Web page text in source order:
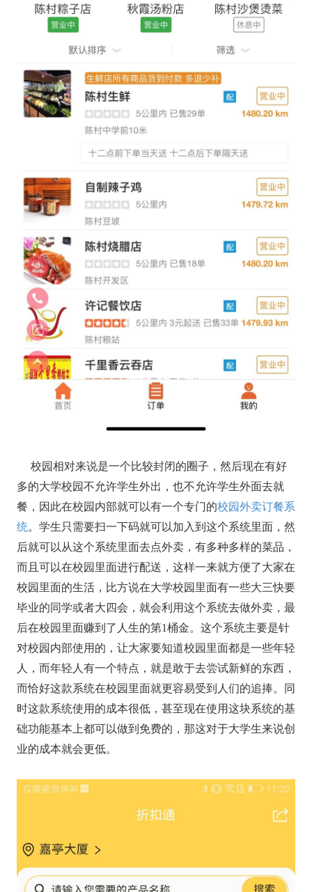
校园相对来说是一个比较封闭的圈子，然后现在有好
多的大学校园不允许学生外出，也不允许学生外面去就
餐，因此在校园内部就可以有一个专门的校园外卖订餐系
统。学生只需要扫一下码就可以加入到这个系统里面，然
后就可以从这个系统里面去点外卖，有多种多样的菜品，
而且可以在校园里面进行配送，这样一来就方便了大家在
校园里面的生活，比方说在大学校园里面有一些大三快要
毕业的同学或者大四会，就会利用这个系统去做外卖，最
后在校园里面赚到了人生的第1桶金。这个系统主要是针
对校园内部使用的，让大家要知道校园里面都是一些年轻
人，而年轻人有一个特点，就是敢于去尝试新鲜的东西，
而恰好这款系统在校园里面就更容易受到人们的追捧。同
时这款系统使用的成本很低，甚至现在使用这块系统的基
础功能基本上都可以做到免费的，那这对于大学生来说创
业的成本就会更低。